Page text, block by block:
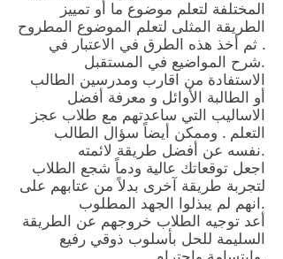
المختلفة لتعلم موضوع ما أو تمييز
الطريقة المثلى لتعلم الموضوع المطروح
. ثم أخذ هذه الطرق في الاعتبار في
شرح المواضيع في المستقبل.
الاستفادة من اقارب ومدرسين الطالب
أو الطالبة الأوائل و معرفة أفضل
الاساليب التي ساعدتهم مع طلاب عجز
التعلم . وممكن أيضاً سؤال الطالب
نفسه عن أفضل طريقة لائمته.
اجعل توقعاتك عالية ودماً شجع الطلاب
لتجربة طريقة آخرى بدلاً من عتابهم على
انهم لم يبذلوا الجهد المطلوب.
أعد توجيه الطلاب خروجهم عن الطريقة
السليمة للحل بأسلوب ذوقي رفيع